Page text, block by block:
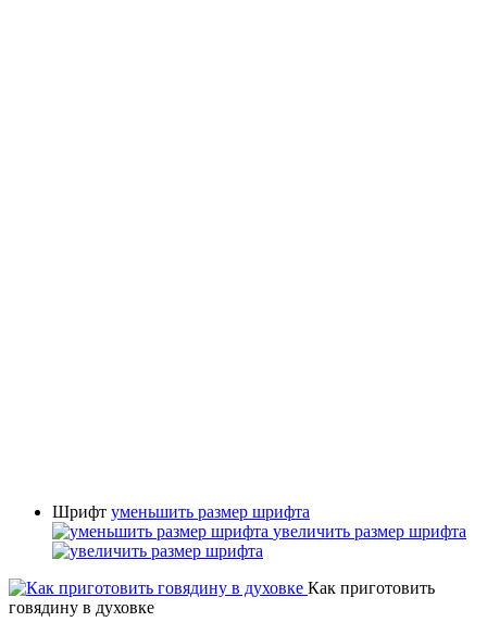
Шрифт уменьшить размер шрифта
увеличить размер шрифта
Как приготовить
говядину в духовке